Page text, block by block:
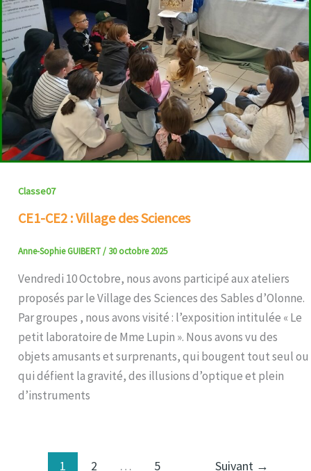
Classe07
CE1-CE2 : Village des Sciences
Anne-Sophie GUIBERT/ 30 octobre 2025
Vendredi 10 Octobre, nous avons participé aux ateliers
proposés par le Village des Sciences des Sables d’Olonne.
Par groupes , nous avons visité : l’exposition intitulée « Le
petit laboratoire de Mme Lupin ». Nous avons vu des
objets amusants et surprenants, qui bougent tout seul ou
qui défient la gravité, des illusions d’optique et plein
d’instruments
1 2 … 5 Suivant →